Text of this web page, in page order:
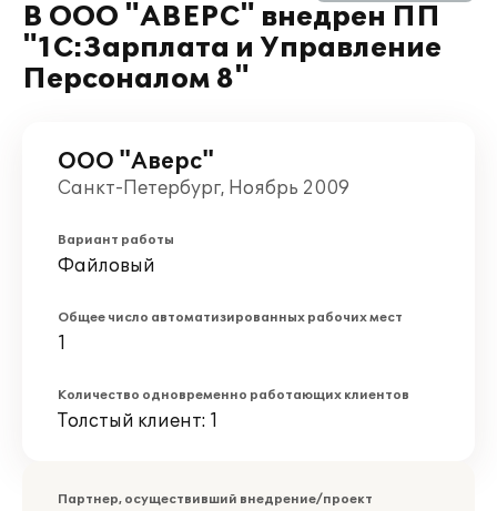
В ООО "АВЕРС" внедрен ПП
"1С:Зарплата и Управление
Персоналом 8"
ООО "Аверс"
Санкт-Петербург, Ноябрь 2009
Вариант работы
Файловый
Общее число автоматизированных рабочих мест
1
Количество одновременно работающих клиентов
Толстый клиент: 1
Партнер, осуществивший внедрение/проект